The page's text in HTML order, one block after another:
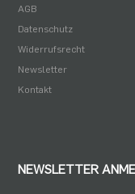
AGB
Datenschutz
Widerrufsrecht
Newsletter
Kontakt
NEWSLETTER